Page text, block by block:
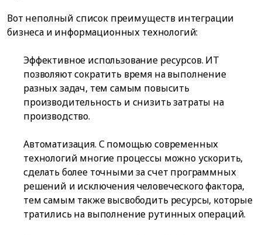
Вот неполный список преимуществ интеграции
бизнеса и информационных технологий:
Эффективное использование ресурсов. ИТ
позволяют сократить время на выполнение
разных задач, тем самым повысить
производительность и снизить затраты на
производство.
Автоматизация. С помощью современных
технологий многие процессы можно ускорить,
сделать более точными за счет программных
решений и исключения человеческого фактора,
тем самым также высвободить ресурсы, которые
тратились на выполнение рутинных операций.